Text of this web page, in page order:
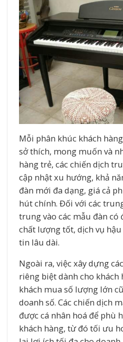
Mỗi phân khúc khách
sở thích, mong muốn và
hàng trẻ, các chiến dịch
cập nhật xu hướng, khả
đàn mới đa dạng, giá cả
hút chính. Đối với các
trung vào các mẫu đàn có
chất lượng tốt, dịch vụ
tin lâu dài.
Ngoài ra, việc xây dựng
riêng biệt dành cho
khách mua số lượng lớn
doanh số. Các chiến dịch
được cá nhân hoá để phù
khách hàng, từ đó tối ưu